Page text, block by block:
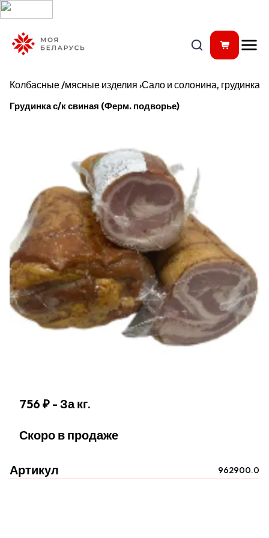
Колбасные /мясные изделия ›Сало и солонина, грудинка
Грудинка с/к свиная (Ферм. подворье)
756 ₽ - За кг.
Скоро в продаже
Артикул 962900.0